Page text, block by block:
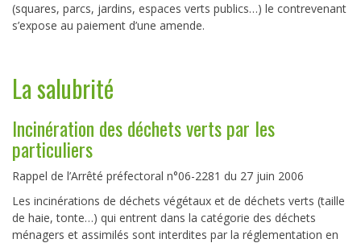
(squares, parcs, jardins, espaces verts publics…) le contrevenant
s’expose au paiement d’une amende.
La salubrité
Incinération des déchets verts par les
particuliers
Rappel de l’Arrêté préfectoral n°06-2281 du 27 juin 2006
Les incinérations de déchets végétaux et de déchets verts (taille
de haie, tonte…) qui entrent dans la catégorie des déchets
ménagers et assimilés sont interdites par la réglementation en